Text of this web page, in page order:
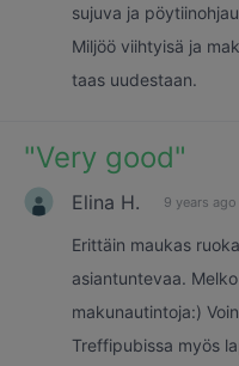
sujuva ja
Miljöö viihtyisä ja
taas uudestaan.
"Very good"
Elina H. 9 years ago
Erittäin maukas
asiantuntevaa.
makunautintoja:)
Treffipubissa myös